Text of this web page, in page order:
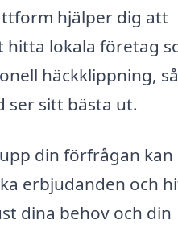
hjälper dig att
hitta lokala företag
häckklippning,
ser sitt bästa ut.
din förfrågan kan
erbjudanden och
dina behov och din